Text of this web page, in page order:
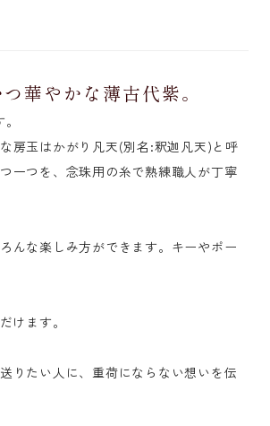
華やかな薄古代紫。
房玉はかがり凡天(別名:釈迦凡天)と呼
一つを、念珠用の糸で熟練職人が丁寧
んな楽しみ方ができます。キーやポー
けます。
りたい人に、重荷にならない想いを伝